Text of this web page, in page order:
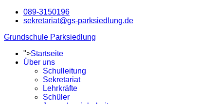
089-3150196
sekretariat@gs-parksiedlung.de
Grundschule Parksiedlung
">Startseite
Über uns
Schulleitung
Sekretariat
Lehrkräfte
Schüler